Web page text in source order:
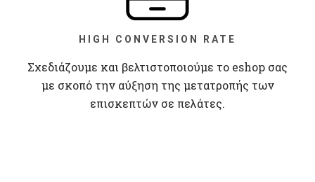
HIGH CONVERSION RATE
Σχεδιάζουμε και βελτιστοποιούμε το eshop σας
με σκοπό την αύξηση της μετατροπής των
επισκεπτών σε πελάτες.